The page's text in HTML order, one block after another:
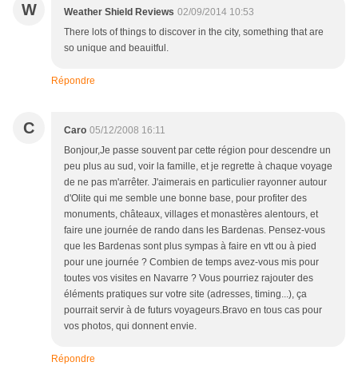
W Weather Shield Reviews 02/09/2014 10:53
There lots of things to discover in the city, something that are
so unique and beauitful.
Répondre
C Caro 05/12/2008 16:11
Bonjour,Je passe souvent par cette région pour descendre un
peu plus au sud, voir la famille, et je regrette à chaque voyage
de ne pas m'arrêter. J'aimerais en particulier rayonner autour
d'Olite qui me semble une bonne base, pour profiter des
monuments, châteaux, villages et monastères alentours, et
faire une journée de rando dans les Bardenas. Pensez-vous
que les Bardenas sont plus sympas à faire en vtt ou à pied
pour une journée ? Combien de temps avez-vous mis pour
toutes vos visites en Navarre ? Vous pourriez rajouter des
éléments pratiques sur votre site (adresses, timing...), ça
pourrait servir à de futurs voyageurs.Bravo en tous cas pour
vos photos, qui donnent envie.
Répondre